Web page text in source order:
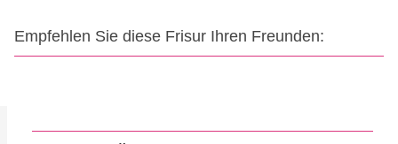
Empfehlen Sie diese Frisur Ihren Freunden: